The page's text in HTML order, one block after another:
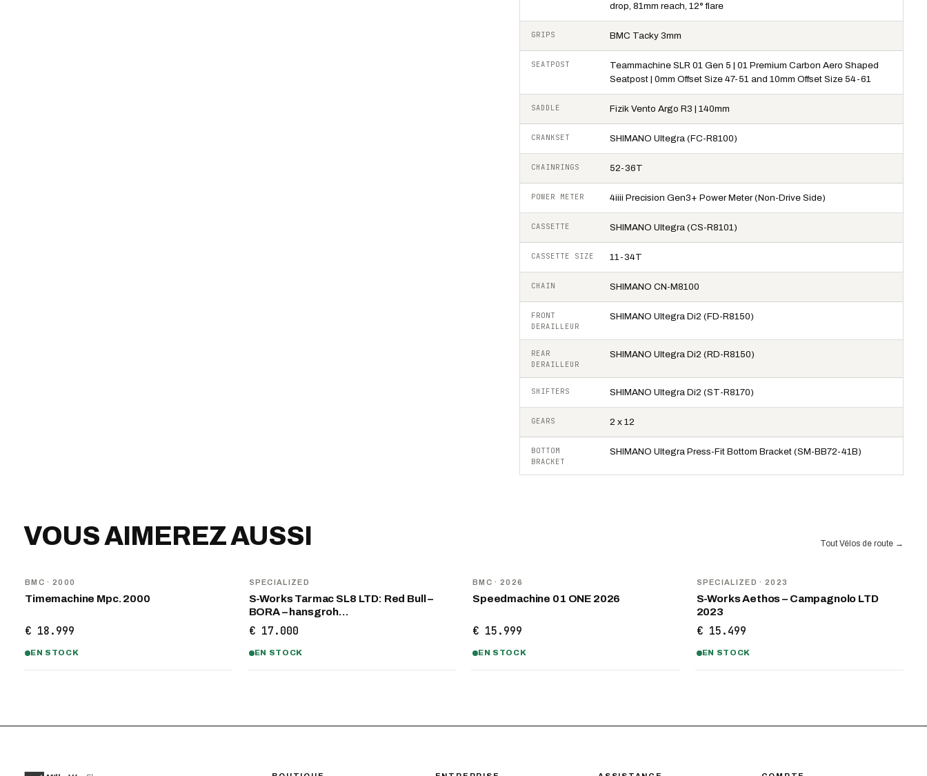
drop, 81mm reach, 12° flare
GRIPS BMC Tacky 3mm
SEATPOST
Teammachine SLR 01 Gen 5 | 01 Premium Carbon Aero Shaped
Seatpost | 0mm Offset Size 47-51 and 10mm Offset Size 54-61
SADDLE Fizik Vento Argo R3 | 140mm
CRANKSET SHIMANO Ultegra (FC-R8100)
CHAINRINGS 52-36T
POWER METER 4iiii Precision Gen3+ Power Meter (Non-Drive Side)
CASSETTE SHIMANO Ultegra (CS-R8101)
CASSETTE SIZE 11-34T
CHAIN SHIMANO CN-M8100
FRONT
DERAILLEUR
SHIMANO Ultegra Di2 (FD-R8150)
REAR
DERAILLEUR
SHIMANO Ultegra Di2 (RD-R8150)
SHIFTERS SHIMANO Ultegra Di2 (ST-R8170)
GEARS 2 x 12
BOTTOM
BRACKET
SHIMANO Ultegra Press-Fit Bottom Bracket (SM-BB72-41B)
VOUS AIMEREZ AUSSI Tout Vélos de route →
BMC · 2000
Timemachine Mpc. 2000
€ 18.999
EN STOCK
SPECIALIZED
S-Works Tarmac SL8 LTD: Red Bull –
BORA – hansgroh…
€ 17.000
EN STOCK
BMC · 2026
Speedmachine 01 ONE 2026
€ 15.999
EN STOCK
SPECIALIZED · 2023
S-Works Aethos – Campagnolo LTD
2023
€ 15.499
EN STOCK